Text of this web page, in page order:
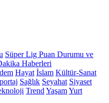
Süper Lig Puan Durumu ve
Haberleri
Hayat İslam Kültür-Sanat
Sağlık Seyahat Siyaset
Trend YaşamYurt